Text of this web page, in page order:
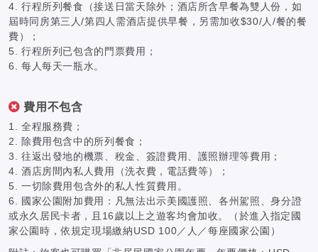
4. 行程所列餐食（接送日當天除外；酒店所含早餐為雙人份，如
屆時同房第三人/第四人需酒店提供早餐，另需加收$30/人/餐的餐
費）；
5. 行程所列已包含的門票費用；
6. 每人每天一瓶水。
費用不包含
1. 全程服務費；
2. 除費用包含中的所列餐食；
3. 往返出發地的機票、稅金、簽證費用、護照辦理等費用；
4. 酒店房間內私人費用（洗衣費，電話費等）；
5. 一切除費用包含外的私人性質費用。
6. 國家公園附加費用：凡無法出示美國護照、各州駕照、身分證
或永久居民卡者，且16歲以上之遊客均會加收。（於進入指定國
家公園時，依規定現場繳納USD 100／人／每座國家公園）